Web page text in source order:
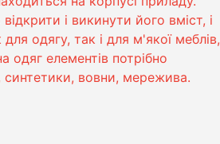
і викинути його вміст, і
одягу, так і для м'якої меблів,
одяг елементів потрібно
вовни, мережива.